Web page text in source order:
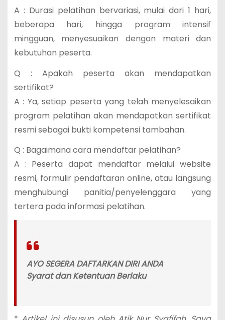
A : Durasi pelatihan bervariasi, mulai dari 1 hari,
beberapa hari, hingga program intensif
mingguan, menyesuaikan dengan materi dan
kebutuhan peserta.
Q : Apakah peserta akan mendapatkan
sertifikat?
A : Ya, setiap peserta yang telah menyelesaikan
program pelatihan akan mendapatkan sertifikat
resmi sebagai bukti kompetensi tambahan.
Q : Bagaimana cara mendaftar pelatihan?
A : Peserta dapat mendaftar melalui website
resmi, formulir pendaftaran online, atau langsung
menghubungi panitia/penyelenggara yang
tertera pada informasi pelatihan.
AYO SEGERA DAFTARKAN DIRI ANDA
Syarat dan Ketentuan Berlaku